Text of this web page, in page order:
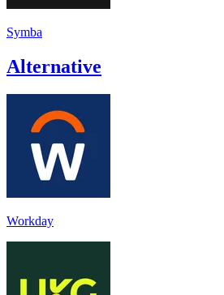
Symba
Alternative
Workday